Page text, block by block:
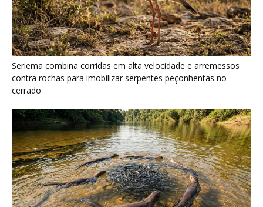
Ariranha sincroniza caça coletiva com vocalização subaquática
e cerca cardumes em rios rasos da Amazônia